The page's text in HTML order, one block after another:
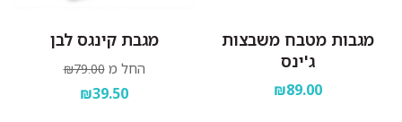
מגבות מטבח משבצות
ג'ינס
₪89.00
מגבת קינגס לבן
החל מ ₪79.00
₪39.50